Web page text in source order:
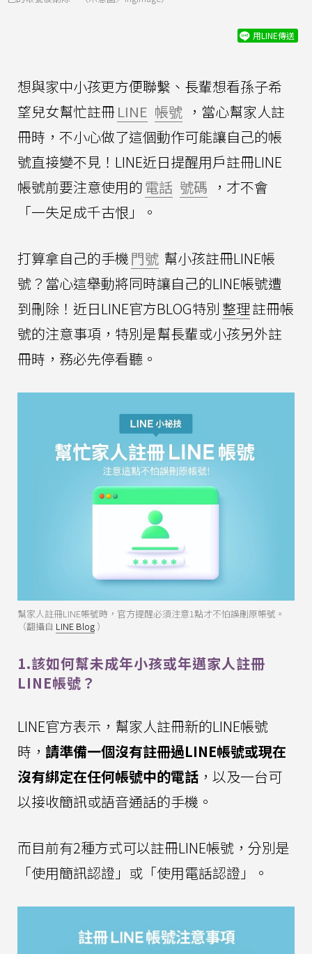
用LINE傳送
想與家中小孩更方便聯繫、長輩想看孫子希
望兒女幫忙註冊LINE 帳號 ，當心幫家人註
冊時，不小心做了這個動作可能讓自己的帳
號直接變不見！LINE近日提醒用戶註冊LINE
帳號前要注意使用的電話 號碼 ，才不會
「一失足成千古恨」。
打算拿自己的手機門號 幫小孩註冊LINE帳
號？當心這舉動將同時讓自己的LINE帳號遭
到刪除！近日LINE官方BLOG特別 整理註冊帳
號的注意事項，特別是幫長輩或小孩另外註
冊時，務必先停看聽。
幫家人註冊LINE帳號時，官方提醒必須注意1點才不怕誤刪原帳號。
（翻攝自 LINE Blog ）
1.該如何幫未成年小孩或年邁家人註冊
LINE帳號？
LINE官方表示，幫家人註冊新的LINE帳號
時， 請準備一個沒有註冊過LINE帳號或現在
沒有綁定在任何帳號中的電話 ，以及一台可
以接收簡訊或語音通話的手機。
而目前有2種方式可以註冊LINE帳號，分別是
「使用簡訊認證」或「使用電話認證」。